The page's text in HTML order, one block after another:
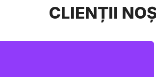
CLIENȚII